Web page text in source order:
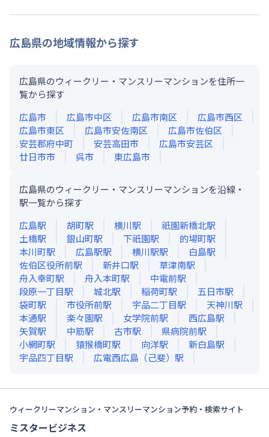
広島県の地域情報から探す
広島県のウィークリー・マンスリーマンションを住所一
覧から探す
広島市
広島市中区 広島市南区
広島市西区
広島市東区
広島市安佐南区
広島市佐伯区
安芸郡府中町
安芸高田市
広島市安芸区
廿日市市
呉市 東広島市
広島県のウィークリー・マンスリーマンションを沿線・
駅一覧から探す
広島駅 胡町駅 横川駅 祇園新橋北駅
土橋駅 銀山町駅 下祇園駅 的場町駅
本川町駅 広島駅駅 横川駅駅 白島駅
佐伯区役所前駅 新井口駅 草津南駅
舟入幸町駅 舟入本町駅 中電前駅
段原一丁目駅 城北駅 稲荷町駅 五日市駅
袋町駅 市役所前駅 宇品二丁目駅 天神川駅
本通駅 楽々園駅 女学院前駅 西広島駅
矢賀駅 中筋駅 古市駅 県病院前駅
小網町駅 猿猴橋町駅 向洋駅 新白島駅
宇品四丁目駅 広電西広島（己斐） 駅
ウィークリーマンション・マンスリーマンション予約・検索サイト
ミスタービジネス